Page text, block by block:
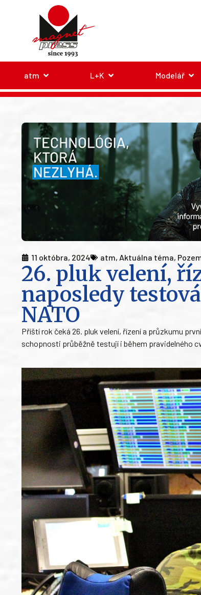
atm L+K Modelář
11 októbra, 2024 atm, Aktuálna téma,
26. pluk velení,
naposledy
NATO
Příští rok čeká 26. pluk velení, řízení a průzkumu
schopnosti průběžně testují i během pravidelného